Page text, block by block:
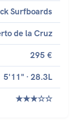
Surfboards
de la Cruz
295 €
5'11" · 28.3L
★★★☆☆